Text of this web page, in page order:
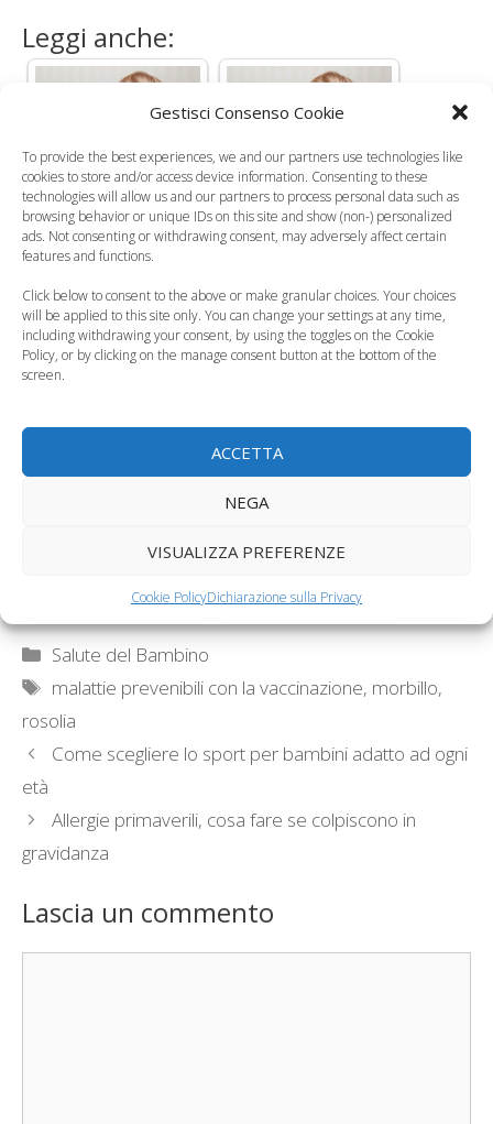
Gestisci Consenso Cookie
To provide the best experiences, we and our partners use technologies like
cookies to store and/or access device information. Consenting to these
technologies will allow us and our partners to process personal data such as
browsing behavior or unique IDs on this site and show (non-) personalized
ads. Not consenting or withdrawing consent, may adversely affect certain
features and functions.
Click below to consent to the above or make granular choices. Your choices
will be applied to this site only. You can change your settings at any time,
including withdrawing your consent, by using the toggles on the Cookie
Policy, or by clicking on the manage consent button at the bottom of the
screen.
ACCETTA
NEGA
VISUALIZZA PREFERENZE
Cookie PolicyDichiarazione sulla Privacy
Leggi anche:
Allarme morbillo in
Italia: più di 1000
casi nel 2014
mancanza del
vaccino ritorna a
colpire…
Crollano le
Come distinguere
varicella
Malattie
rosolia e scarlattina
Categorie
Salute del Bambino
Tag
malattie prevenibili con la vaccinazione, morbillo,
rosolia
Come scegliere lo sport per bambini adatto ad ogni
età
Allergie primaverili, cosa fare se colpiscono in
gravidanza
Lascia un commento